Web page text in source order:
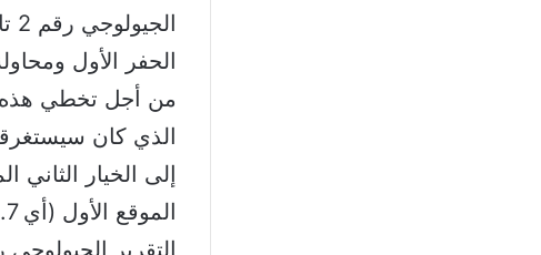
الحفر الأول
من أجل تخطي هذه
الذي كان